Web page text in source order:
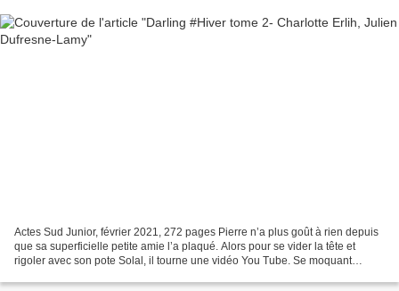
Actes Sud Junior, février 2021, 272 pages Pierre n’a plus goût à rien depuis
que sa superficielle petite amie l’a plaqué. Alors pour se vider la tête et
rigoler avec son pote Solal, il tourne une vidéo You Tube. Se moquant